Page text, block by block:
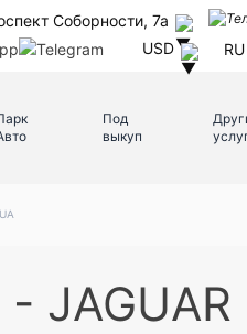
Соборности, 7а
USD RU
Под
выкуп
JAGUAR